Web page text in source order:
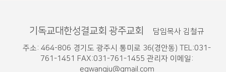
기독교대한성결교회 광주교회
담임목사 김철규
주소: 464-806 경기도 광주시 통미로 36(경안동) TEL:031-
761-1451 FAX:031-761-1455 관리자 이메일:
egwangju@gmail.com